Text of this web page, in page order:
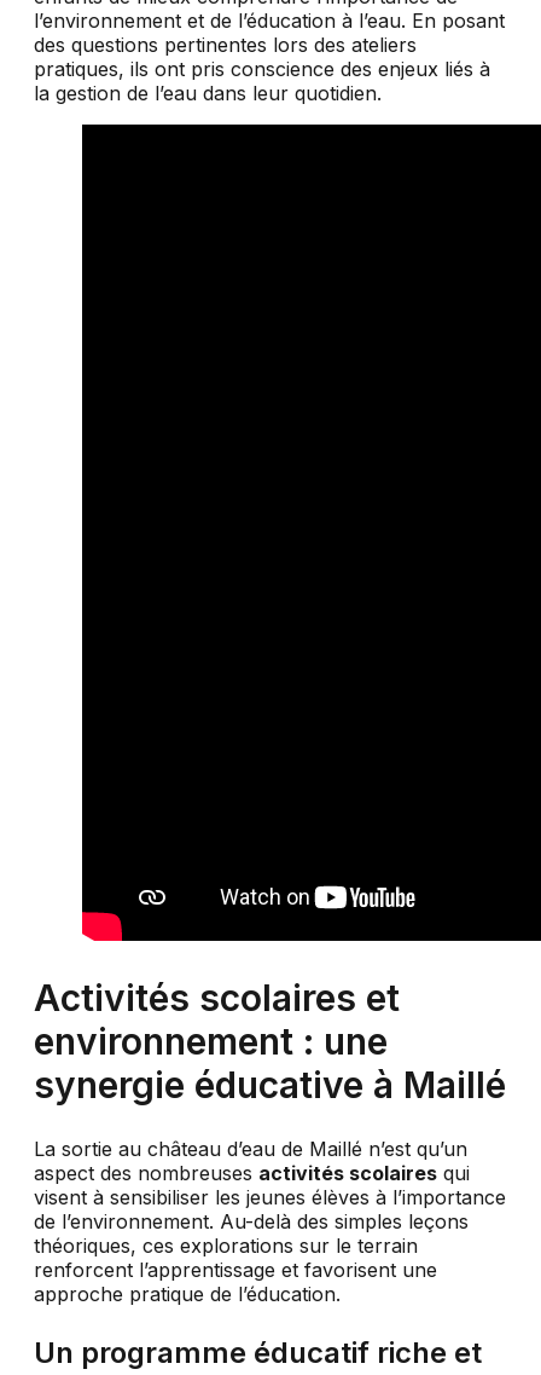
l’environnement et de l’éducation à l’eau. En posant
des questions pertinentes lors des ateliers
pratiques, ils ont pris conscience des enjeux liés à
la gestion de l’eau dans leur quotidien.
Activités scolaires et
environnement : une
synergie éducative à Maillé
La sortie au château d’eau de Maillé n’est qu’un
aspect des nombreuses activités scolaires qui
visent à sensibiliser les jeunes élèves à l’importance
de l’environnement. Au-delà des simples leçons
théoriques, ces explorations sur le terrain
renforcent l’apprentissage et favorisent une
approche pratique de l’éducation.
Un programme éducatif riche et